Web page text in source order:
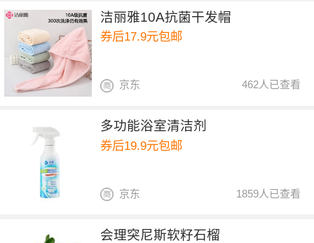
洁丽雅10A抗菌干发帽
券后17.9元包邮
462人已查看
京东
多功能浴室清洁剂
券后19.9元包邮
1859人已查看
京东
会理突尼斯软籽石榴